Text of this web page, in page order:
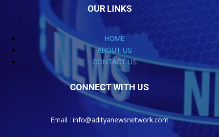
OUR LINKS
HOME
ABOUT US
CONTACT US
CONNECT WITH US
Email : info@adityanewsnetwork.com